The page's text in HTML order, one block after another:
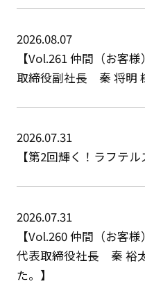
2026.08.07
【Vol.261 仲間（お客
取締役副社長 秦 将明
2026.07.31
【第2回輝く！ラフテ
2026.07.31
【Vol.260 仲間（お客
代表取締役社長 秦 裕
た。】